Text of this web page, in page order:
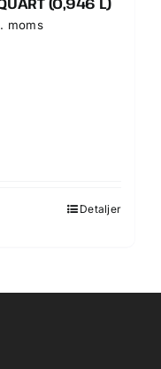
moms
Detaljer